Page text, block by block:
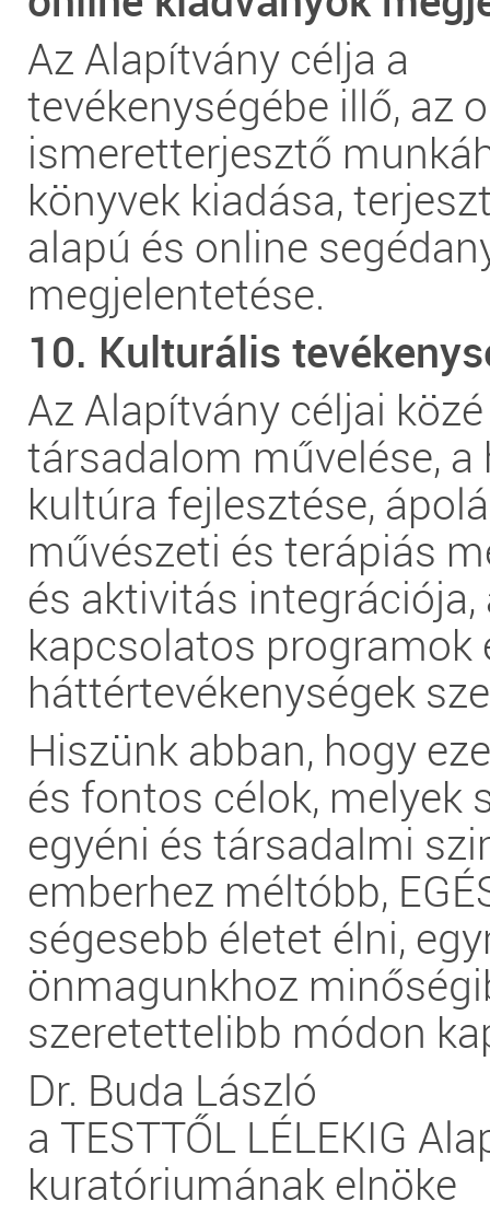
Az Alapítvány célja a
tevékenységébe illő, az
ismeretterjesztő
könyvek kiadása,
alapú és online
megjelentetése.
10. Kulturális
Az Alapítvány céljai
társadalom művelése, a
kultúra fejlesztése,
művészeti és terápiás
és aktivitás integrációja,
kapcsolatos programok
háttértevékenységek
Hiszünk abban, hogy
és fontos célok, melyek
egyéni és társadalmi
emberhez méltóbb,
ségesebb életet élni,
önmagunkhoz
szeretettelibb módon
Dr. Buda László
a TESTTŐL LÉLEKIG
kuratóriumának elnöke